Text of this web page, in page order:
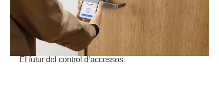
El futur del control d’accessos